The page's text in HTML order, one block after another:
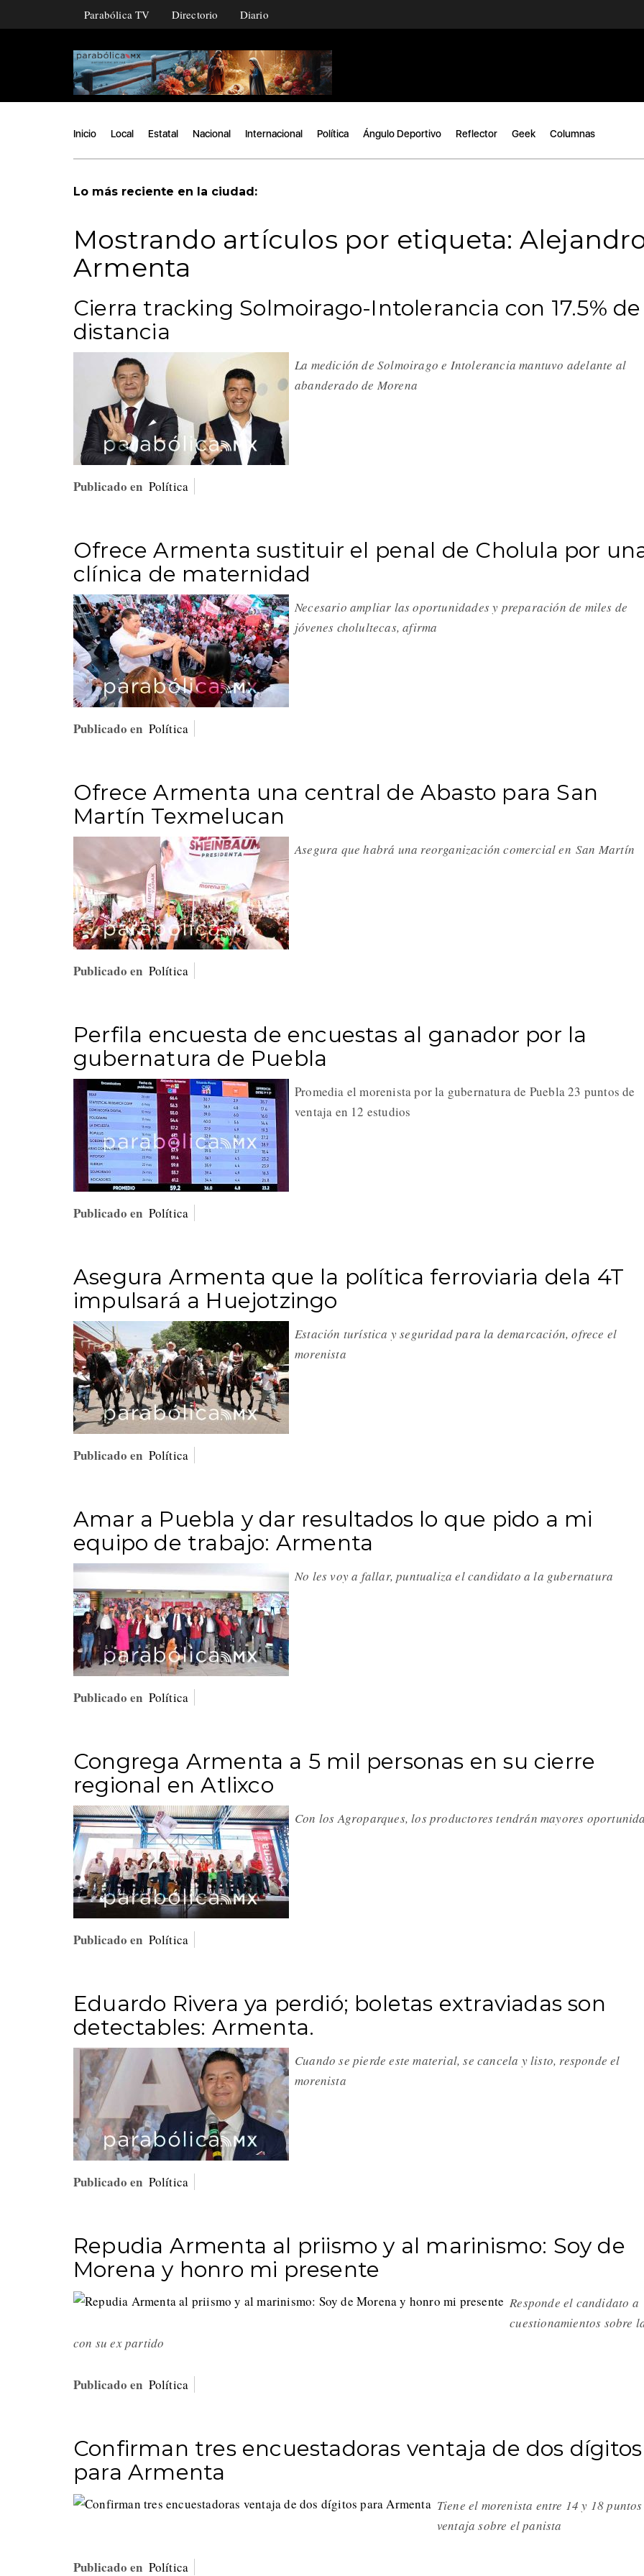
Parabólica TV Directorio Diario
Inicio Local Estatal Nacional Internacional Política Ángulo Deportivo Reflector Geek Columnas
Lo más reciente en la ciudad:
Mostrando artículos por etiqueta:
Armenta
Cierra tracking Solmoirago-Intolerancia con 17.5% de
distancia
La medición de Solmoirago e Intolerancia mantuvo adelante al
abanderado de Morena
Publicado en Política
Ofrece Armenta sustituir el penal de Cholula por
clínica de maternidad
Necesario ampliar las oportunidades y preparación de miles de
jóvenes cholultecas, afirma
Publicado en Política
Ofrece Armenta una central de Abasto para San
Martín Texmelucan
Asegura que habrá una reorganización comercial en San Martín
Publicado en Política
Perfila encuesta de encuestas al ganador por la
gubernatura de Puebla
Promedia el morenista por la gubernatura de Puebla 23 puntos de
ventaja en 12 estudios
Publicado en Política
Asegura Armenta que la política ferroviaria dela 4T
impulsará a Huejotzingo
Estación turística y seguridad para la demarcación, ofrece el
morenista
Publicado en Política
Amar a Puebla y dar resultados lo que pido a mi
equipo de trabajo: Armenta
No les voy a fallar, puntualiza el candidato a la gubernatura
Publicado en Política
Congrega Armenta a 5 mil personas en su cierre
regional en Atlixco
Con los Agroparques, los productores tendrán mayores
Publicado en Política
Eduardo Rivera ya perdió; boletas extraviadas son
detectables: Armenta.
Cuando se pierde este material, se cancela y listo, responde el
morenista
Publicado en Política
Repudia Armenta al priismo y al marinismo: Soy de
Morena y honro mi presente
Responde el candidato a
cuestionamientos sobre
con su ex partido
Publicado en Política
Confirman tres encuestadoras ventaja de dos dígitos
para Armenta
Tiene el morenista entre 14 y 18 puntos
ventaja sobre el panista
Publicado en Política